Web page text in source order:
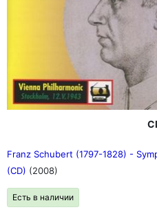
Franz Schubert (1797-1828) -
(CD) (2008)
Есть в наличии